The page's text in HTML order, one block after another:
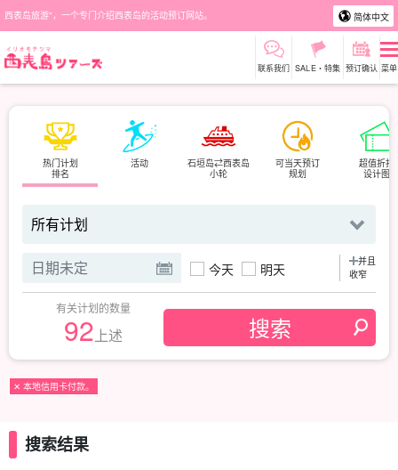
西表岛旅游"，一个专门介绍西表岛的活动预订网站。 简体中文
联系我们 SALE・特集 预订确认 菜单
热门计划
排名
活动
石垣岛⇄西表岛
小轮
可当天预订
规划
超值折扣
设计图
今天 明天
并且
收窄
有关计划的数量
92 上述
✕ 本地信用卡付款。
搜索结果